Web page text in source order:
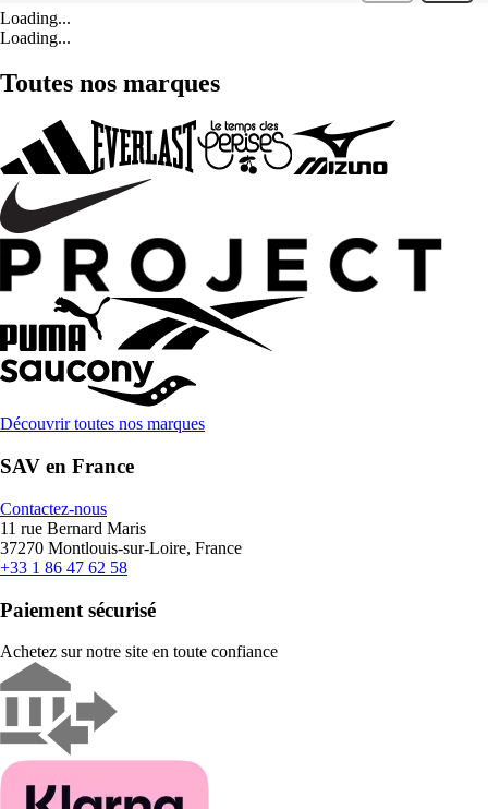
Loading...
Loading...
Toutes nos marques
Découvrir toutes nos marques
SAV en France
Contactez-nous
11 rue Bernard Maris
37270 Montlouis-sur-Loire, France
+33 1 86 47 62 58
Paiement sécurisé
Achetez sur notre site en toute confiance